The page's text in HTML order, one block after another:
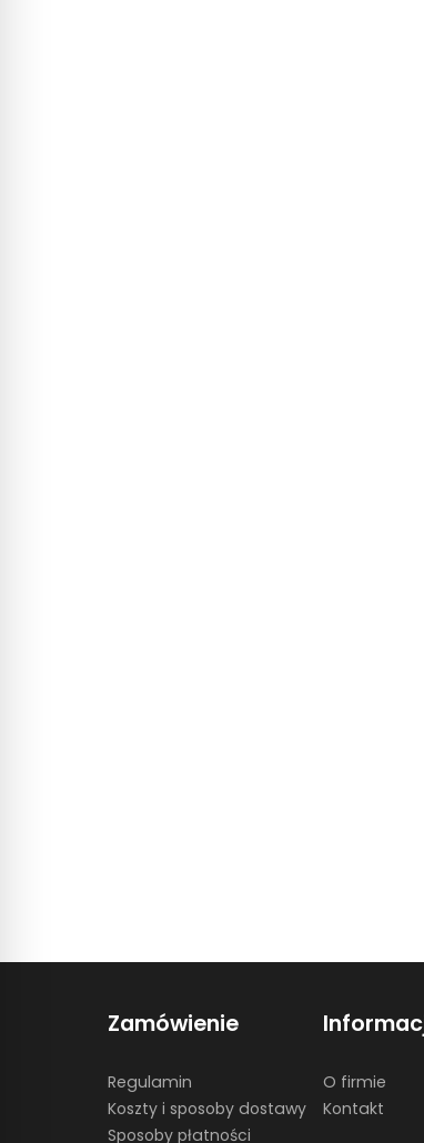
Zamówienie
Regulamin
Koszty i sposoby dostawy
Sposoby płatności
O firmie
Kontakt